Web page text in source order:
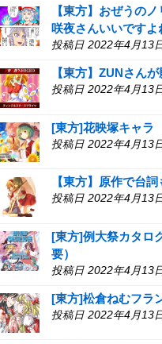
【東方】おぜうの
咲夜さんいいですよ
投稿日 2022年4月13
【東方】ZUNさん
投稿日 2022年4月13
[東方]花映塚キャラ
投稿日 2022年4月13
【東方】原作で台
投稿日 2022年4月13
[東方]例大祭カタロ
要）
投稿日 2022年4月13
[東方]松倉ねむフラ
投稿日 2022年4月13